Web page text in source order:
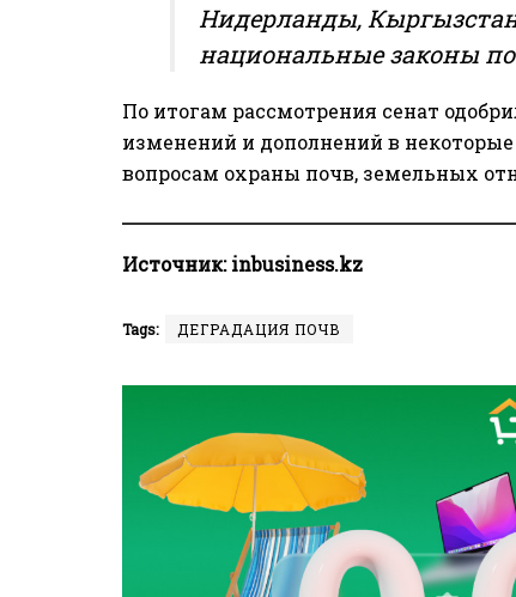
Нидерланды,
национальные законы
По итогам рассмотрения сенат
изменений и дополнений в
вопросам охраны почв, земельных
Источник:inbusiness.kz
Tags: ДЕГРАДАЦИЯ ПОЧВ